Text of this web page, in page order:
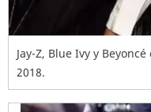
Jay-Z, Blue Ivy y
2018.